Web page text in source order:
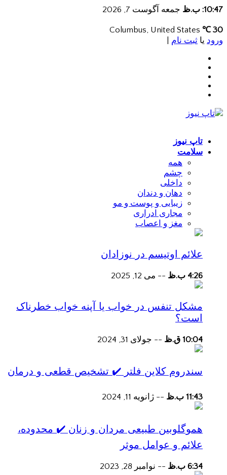
10:47: ب.ظ جمعه آگوست 7, 2026
30 ℃
ورود یا ثبت نام
تاپ نیوز
سلامت
همه
چشم
داخلی
دهان و دندان
زیبایی و پوست و مو
مجاری ادراری
مغز و اعصاب
علائم اوتیسم در نوزادان
4:26 ب.ظ -- می 12, 2025
مشکل تنفس در خواب یا آپنه خواب خطرناک
است؟
10:04 ق.ظ -- جولای 31, 2024
سندروم کلاین فلتر ✔️ تشخیص قطعی و درمان
11:43 ب.ظ -- ژانویه 11, 2024
هموگلوبین طبیعی مردان و زنان ✔️ محدوده،
علائم و عوامل موثر
6:34 ب.ظ -- نوامبر 28, 2023